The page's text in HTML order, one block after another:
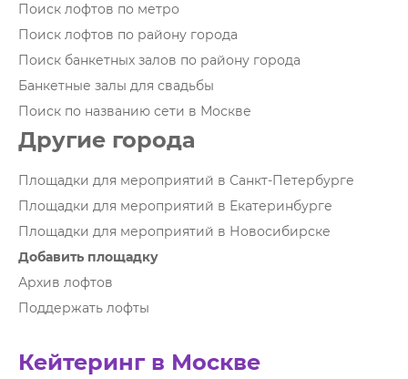
Поиск лофтов по метро
Поиск лофтов по району города
Поиск банкетных залов по району города
Банкетные залы для свадьбы
Поиск по названию сети в Москве
Другие города
Площадки для мероприятий в Санкт-Петербурге
Площадки для мероприятий в Екатеринбурге
Площадки для мероприятий в Новосибирске
Добавить площадку
Архив лофтов
Поддержать лофты
Кейтеринг в Москве